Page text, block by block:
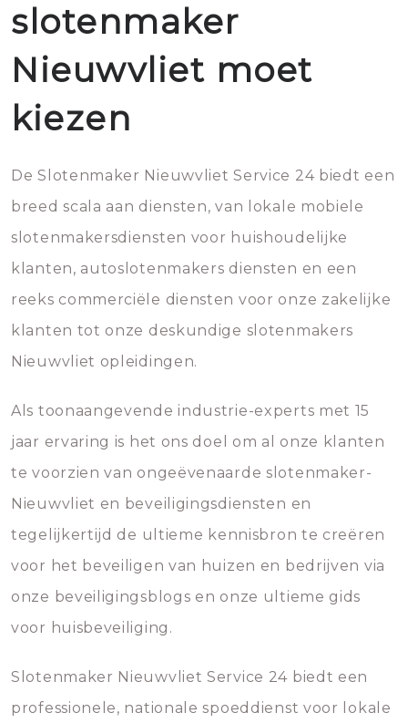
slotenmaker
Nieuwvliet moet
kiezen
De Slotenmaker Nieuwvliet Service 24 biedt een
breed scala aan diensten, van lokale mobiele
slotenmakersdiensten voor huishoudelijke
klanten, autoslotenmakers diensten en een
reeks commerciële diensten voor onze zakelijke
klanten tot onze deskundige slotenmakers
Nieuwvliet opleidingen.
Als toonaangevende industrie-experts met 15
jaar ervaring is het ons doel om al onze klanten
te voorzien van ongeëvenaarde slotenmaker-
Nieuwvliet en beveiligingsdiensten en
tegelijkertijd de ultieme kennisbron te creëren
voor het beveiligen van huizen en bedrijven via
onze beveiligingsblogs en onze ultieme gids
voor huisbeveiliging.
Slotenmaker Nieuwvliet Service 24 biedt een
professionele, nationale spoeddienst voor lokale